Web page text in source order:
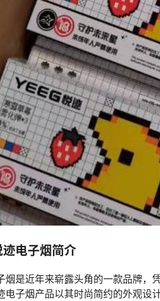
电子烟简介
烟是近年来崭露头角的一款品牌，
电子烟产品以其时尚简约的外观设